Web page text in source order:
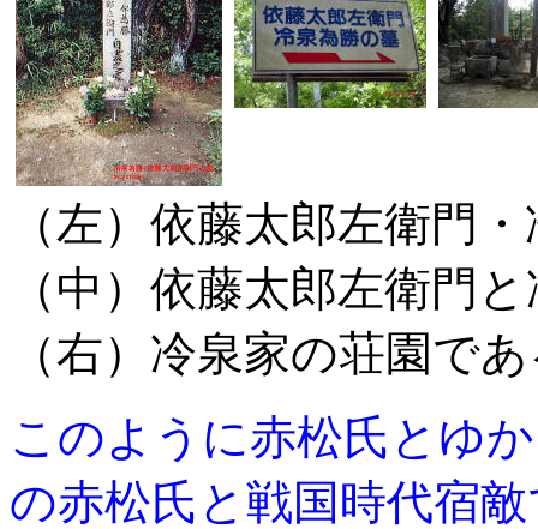
（左）依藤太郎左衛門
（中）依藤太郎左衛門
（右）冷泉家の荘園で
このように赤松氏とゆ
の赤松氏と戦国時代宿